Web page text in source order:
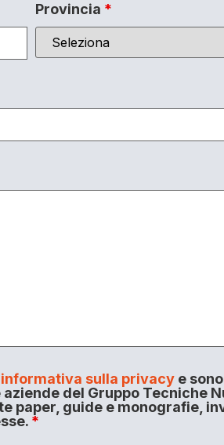
Provincia *
informativa sulla privacye
del Gruppo Tecniche
paper, guide e monografie,
*